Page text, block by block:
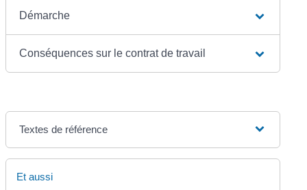
Démarche
Conséquences sur le contrat de travail
Textes de référence
Et aussi